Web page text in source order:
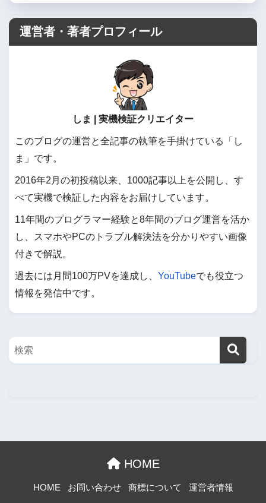
運営者・著者プロフィール
しま | 実機検証クリエイター
このブログの運営と全記事の執筆を手掛けている「し
ま」です。
2016年2月の初投稿以来、1000記事以上を公開し、す
べて実機で検証した内容をお届けしています。
11年間のプログラマー経験と8年間のブログ運営を活か
し、スマホやPCのトラブル解決法を分かりやすい画像
付きで解説。
過去には月間100万PVを達成し、 YouTubeでも役立つ
情報を発信中です。
HOME
HOME お問い合わせ 商標について 運営者情報